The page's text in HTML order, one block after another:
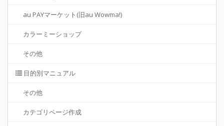
au PAYマーケット(旧au Wowma!)
カラーミーショップ
その他
目的別マニュアル
その他
カテゴリページ作成